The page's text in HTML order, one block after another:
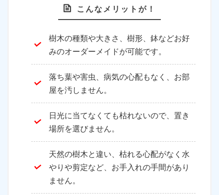
こんなメリットが！
樹木の種類や大きさ、樹形、鉢などお好
みのオーダーメイドが可能です。
落ち葉や害虫、病気の心配もなく、お部
屋を汚しません。
日光に当てなくても枯れないので、置き
場所を選びません。
天然の樹木と違い、枯れる心配がなく水
やりや剪定など、お手入れの手間があり
ません。